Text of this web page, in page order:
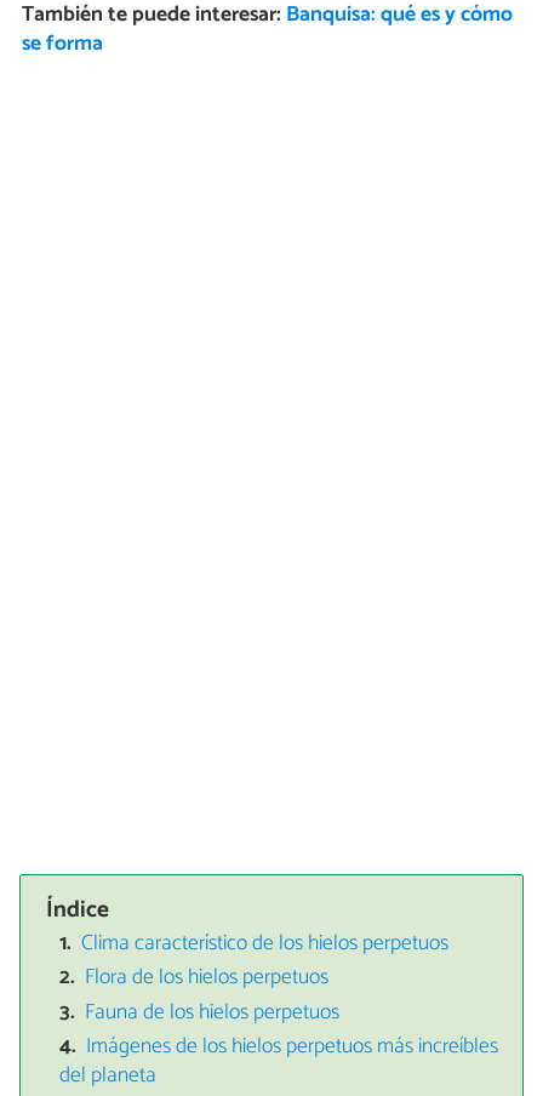
También te puede interesar: Banquisa: qué es y cómo
se forma
Índice
Clima característico de los hielos perpetuos
Flora de los hielos perpetuos
Fauna de los hielos perpetuos
Imágenes de los hielos perpetuos más increíbles
del planeta